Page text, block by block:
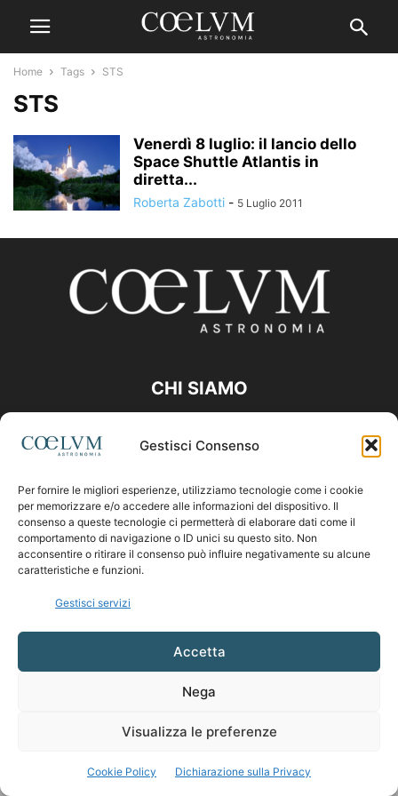
Gestisci Consenso
Per fornire le migliori esperienze, utilizziamo tecnologie come i cookie
per memorizzare e/o accedere alle informazioni del dispositivo. Il
consenso a queste tecnologie ci permetterà di elaborare dati come il
comportamento di navigazione o ID unici su questo sito. Non
acconsentire o ritirare il consenso può influire negativamente su alcune
caratteristiche e funzioni.
Gestisci servizi
Accetta
Nega
Visualizza le preferenze
Cookie Policy Dichiarazione sulla Privacy
Home Tags STS
STS
Venerdì 8 luglio: il lancio dello
Space Shuttle Atlantis in
diretta...
Roberta Zabotti - 5 Luglio 2011
CHI SIAMO
Contattaci:coelumastro@coelum.com
SEGUICI